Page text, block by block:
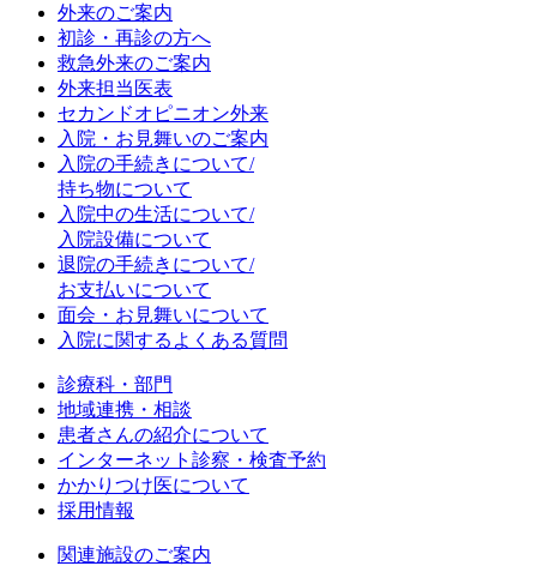
外来のご案内
初診・再診の方へ
救急外来のご案内
外来担当医表
セカンドオピニオン外来
入院・お見舞いのご案内
入院の手続きについて/
持ち物について
入院中の生活について/
入院設備について
退院の手続きについて/
お支払いについて
面会・お見舞いについて
入院に関するよくある質問
診療科・部門
地域連携・相談
患者さんの紹介について
インターネット診察・検査予約
かかりつけ医について
採用情報
関連施設のご案内